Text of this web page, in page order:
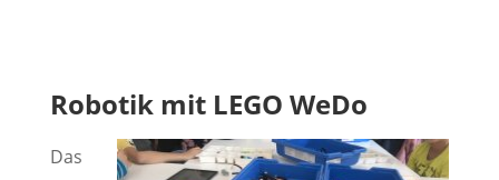
Robotik mit LEGO WeDo
Das